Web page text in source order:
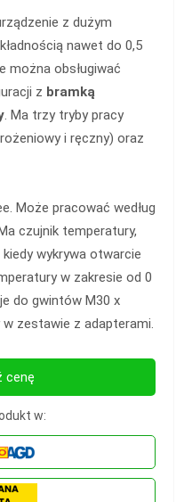
z dużym
nawet do 0,5
można obsługiwać
z bramką
. Ma trzy tryby pracy
i ręczny) oraz
Może pracować według
czujnik temperatury,
wykrywa otwarcie
w zakresie od 0
do gwintów M30 x
zestawie z adapterami.
cenę
w: